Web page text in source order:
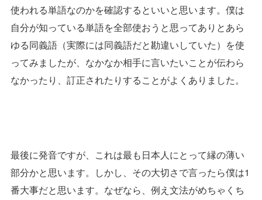
使われる単語なのかを確認するといいと思います。僕は
自分が知っている単語を全部使おうと思ってありとあら
ゆる同義語（実際には同義語だと勘違いしていた）を使
ってみましたが、なかなか相手に言いたいことが伝わら
なかったり、訂正されたりすることがよくありました。
最後に発音ですが、これは最も日本人にとって縁の薄い
部分かと思います。しかし、その大切さで言ったら僕は1
番大事だと思います。なぜなら、例え文法がめちゃくち